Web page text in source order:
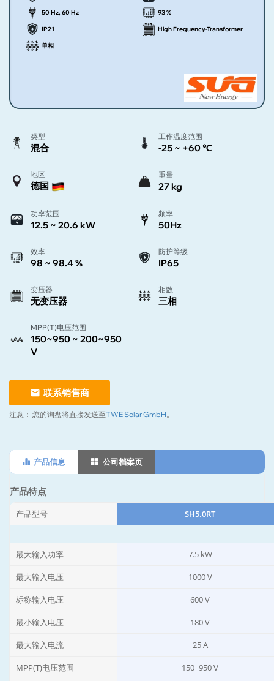
50 Hz, 60 Hz 93 %
IP21 High Frequency-Transformer
单相
类型
混合
工作温度范围
-25 ~ +60 ℃
地区
德国
重量
27 kg
功率范围
12.5 ~ 20.6 kW
频率
50Hz
效率
98 ~ 98.4 %
防护等级
IP65
变压器
无变压器
相数
三相
MPP(T)电压范围
150~950 ~ 200~950
V
联系销售商
注意： 您的询盘将直接发送至TWE Solar GmbH 。
产品信息 公司档案页
产品特点
产品型号 SH5.0RT
最大输入功率 7.5 kW
最大输入电压 1000 V
标称输入电压 600 V
最小输入电压 180 V
最大输入电流 25 A
MPP(T)电压范围 150~950 V